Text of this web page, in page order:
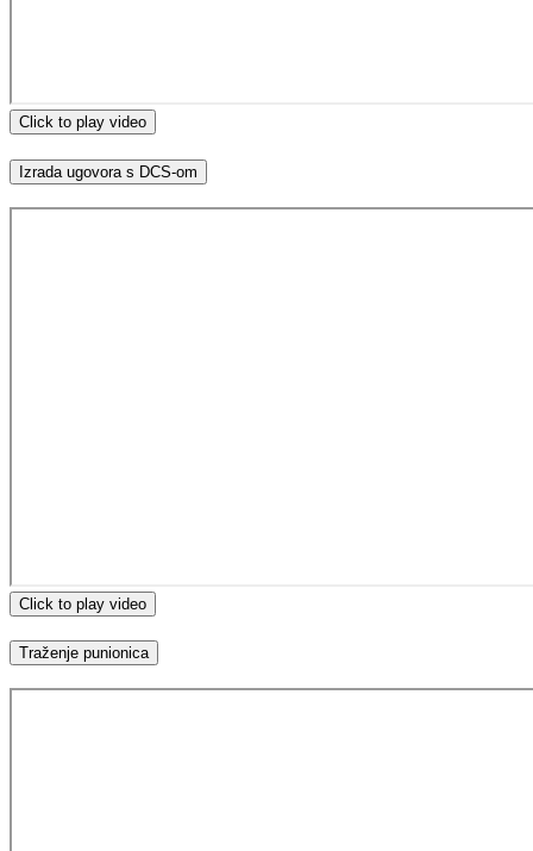
Click to play video
Izrada ugovora s DCS-om
Click to play video
Traženje punionica